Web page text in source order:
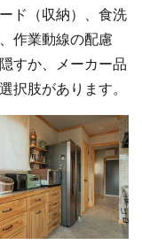
ド（収納）、食洗
作業動線の配慮
すか、メーカー品
択肢があります。